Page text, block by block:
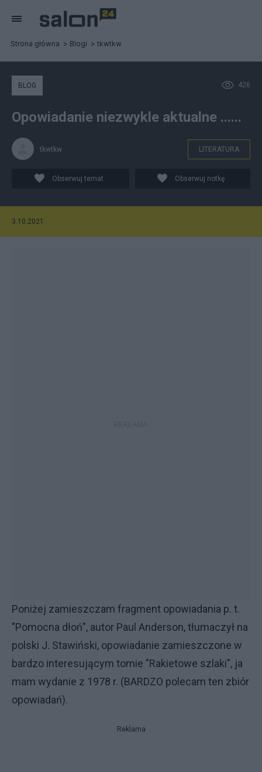
Strona główna Blogi tkwtkw
426
BLOG
Opowiadanie niezwykle aktualne ......
tkwtkw LITERATURA
Obserwuj temat Obserwuj notkę
3.10.2021
Poniżej zamieszczam fragment opowiadania p. t.
"Pomocna dłoń", autor Paul Anderson, tłumaczył na
polski J. Stawiński, opowiadanie zamieszczone w
bardzo interesującym tomie "Rakietowe szlaki", ja
mam wydanie z 1978 r. (BARDZO polecam ten zbiór
opowiadań).
Reklama